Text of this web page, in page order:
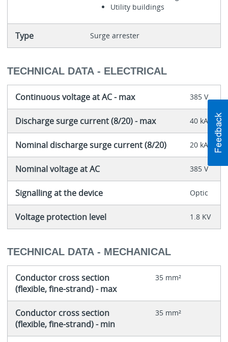
Utility buildings
Type Surge arrester
TECHNICAL DATA - ELECTRICAL
Continuous voltage at AC - max 385 V
Discharge surge current (8/20) - max 40 kA
Nominal discharge surge current (8/20) 20 kA
Nominal voltage at AC 385 V
Signalling at the device Optic
Voltage protection level 1.8 KV
TECHNICAL DATA - MECHANICAL
Conductor cross section
(flexible, fine-strand) - max
35 mm²
Conductor cross section
(flexible, fine-strand) - min
35 mm²